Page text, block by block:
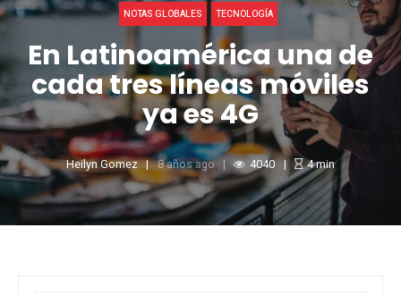
NOTAS GLOBALES TECNOLOGÍA
En Latinoamérica una de
cada tres líneas móviles
ya es 4G
Heilyn Gomez 8 años ago 4040 4min